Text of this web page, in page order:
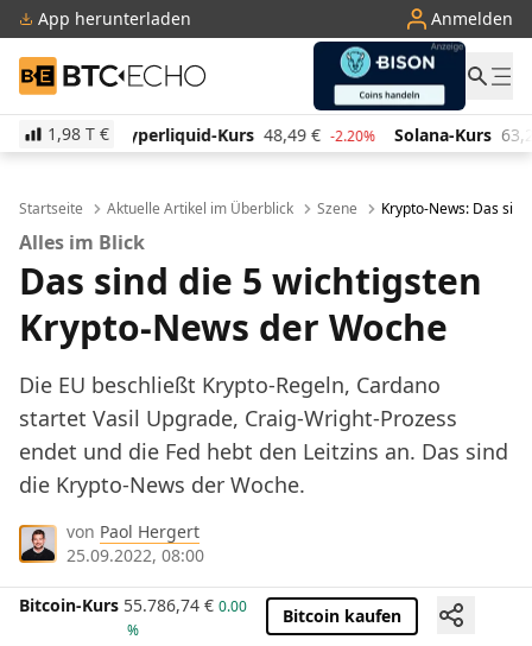
App herunterladen Anmelden
BTC-ECHO
1,98 T €
Kurs 48,49 € -2.20% Solana-Kurs 63,22 € -1.50% TRON-
Startseite Aktuelle Artikel im Überblick Szene Krypto-News: Das
Alles im Blick
Das sind die 5 wichtigsten
Krypto-News der Woche
Die EU beschließt Krypto-Regeln, Cardano
startet Vasil Upgrade, Craig-Wright-Prozess
endet und die Fed hebt den Leitzins an. Das sind
die Krypto-News der Woche.
von Paol Hergert
25.09.2022, 08:00
Bitcoin-Kurs 55.786,74 € 0.00
%
Bitcoin kaufen